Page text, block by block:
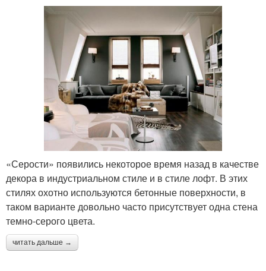
«Серости» появились некоторое время назад в качестве
декора в индустриальном стиле и в стиле лофт. В этих
стилях охотно используются бетонные поверхности, в
таком варианте довольно часто присутствует одна стена
темно-серого цвета.
читать дальше →